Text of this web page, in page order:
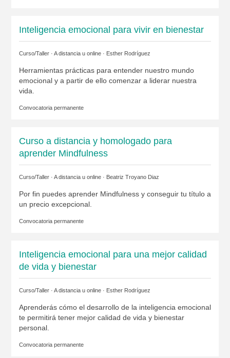
Inteligencia emocional para vivir en bienestar
Curso/Taller · A distancia u online · Esther Rodríguez
Herramientas prácticas para entender nuestro mundo
emocional y a partir de ello comenzar a liderar nuestra
vida.
Convocatoria permanente
Curso a distancia y homologado para
aprender Mindfulness
Curso/Taller · A distancia u online · Beatriz Troyano Diaz
Por fin puedes aprender Mindfulness y conseguir tu título a
un precio excepcional.
Convocatoria permanente
Inteligencia emocional para una mejor calidad
de vida y bienestar
Curso/Taller · A distancia u online · Esther Rodríguez
Aprenderás cómo el desarrollo de la inteligencia emocional
te permitirá tener mejor calidad de vida y bienestar
personal.
Convocatoria permanente